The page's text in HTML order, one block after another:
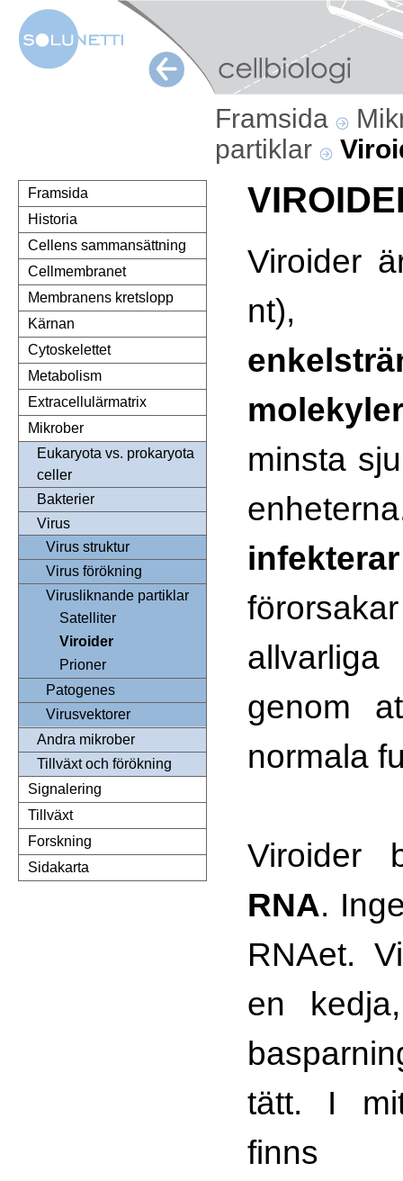
Framsida
partiklar
Framsida
Historia
Cellens sammansättning
Cellmembranet
Membranens kretslopp
Kärnan
Cytoskelettet
Metabolism
Extracellulärmatrix
Mikrober
Eukaryota vs. prokaryota
celler
Bakterier
Virus
Virus struktur
Virus förökning
Virusliknande partiklar
Satelliter
Viroider
Prioner
Patogenes
Virusvektorer
Andra mikrober
Tillväxt och förökning
Signalering
Tillväxt
Forskning
Sidakarta
Viroider
nt),
molekyler
minsta
genom
normala
Viroider
RNA.
RNAet.
en
tätt. I
finns